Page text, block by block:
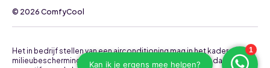
© 2026 ComfyCool
Het in bedrijf stellen van een airconditioning mag in het kader van
milieubescherming uitsluitend uitgevoerd worden door daartoe